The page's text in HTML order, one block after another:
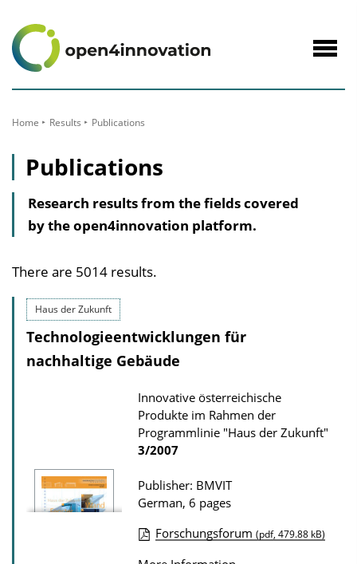
Content
Home Results Publications
Publications
Research results from the fields covered
by the open4innovation platform.
There are 5014 results.
Haus der Zukunft
Technologieentwicklungen für
nachhaltige Gebäude
Innovative österreichische
Produkte im Rahmen der
Programmlinie "Haus der Zukunft"
3/2007
Publisher: BMVIT
German, 6 pages
Forschungsforum (pdf, 479.88 kB)